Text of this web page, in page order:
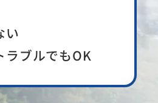
い
ラブルでもOK